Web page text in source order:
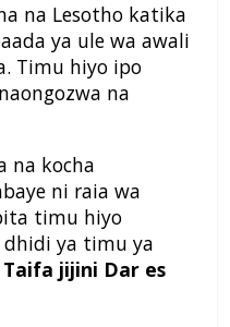
na Lesotho katika
ya ule wa awali
Timu hiyo ipo
na
na kocha
ni raia wa
timu hiyo
ya timu ya
jijini Dar es